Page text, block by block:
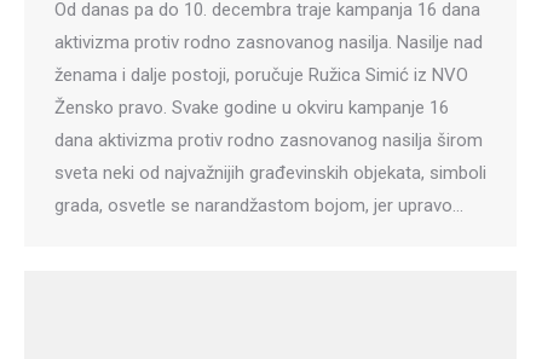
Od danas pa do 10. decembra traje kampanja 16 dana
aktivizma protiv rodno zasnovanog nasilja. Nasilje nad
ženama i dalje postoji, poručuje Ružica Simić iz NVO
Žensko pravo. Svake godine u okviru kampanje 16
dana aktivizma protiv rodno zasnovanog nasilja širom
sveta neki od najvažnijih građevinskih objekata, simboli
grada, osvetle se narandžastom bojom, jer upravo…